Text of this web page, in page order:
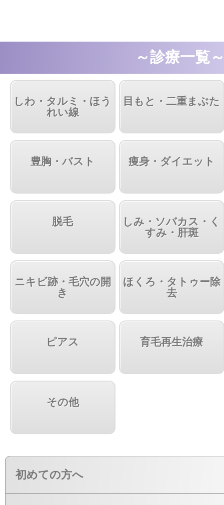
～診療一覧
しわ・タルミ・ほう
れい線
目もと・二重まぶた
豊胸・バスト 痩身・ダイエット
脱毛
しみ・ソバカス・く
すみ・肝斑
ニキビ跡・毛穴の開
き
ほくろ・タトゥー除
去
ピアス 育毛再生治療
その他
初めての方へ